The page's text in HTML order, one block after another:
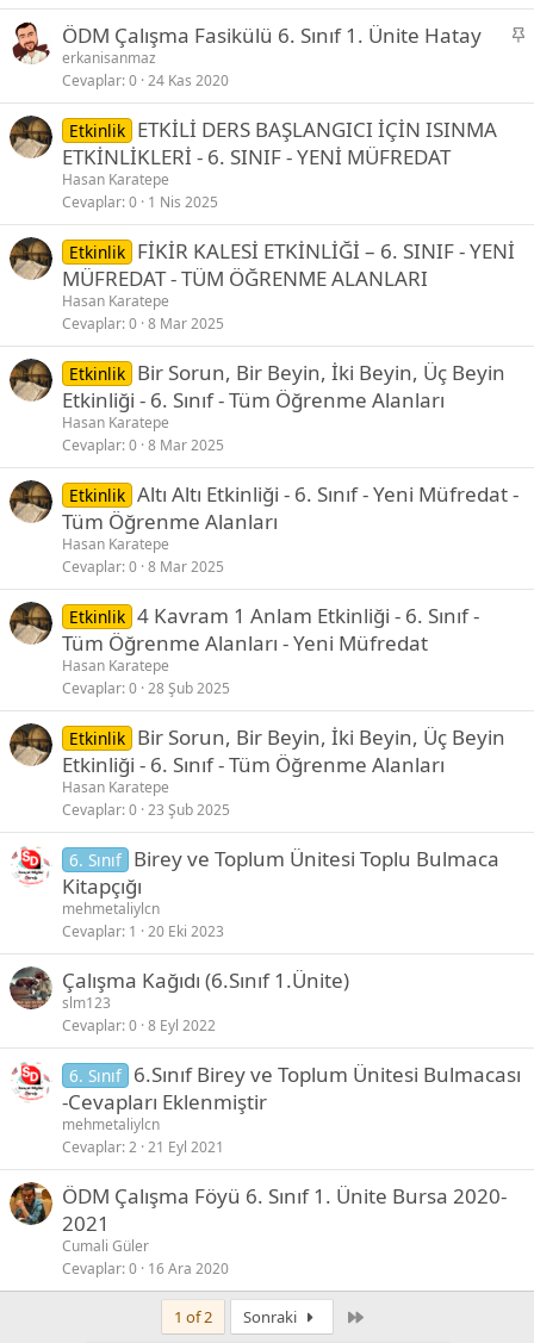
i
tS
i
ÖDM Çalışma Fasikülü 6. Sınıf 1. Ünite Hatay
erkanisanmaz
Cevaplar 0 24 Kas 2020
Etkinlik ETKİLİ DERS BAŞLANGICI İÇİN ISINMA
ETKİNLİKLERİ - 6. SINIF - YENİ MÜFREDAT
Hasan Karatepe
Cevaplar 0 1 Nis 2025
Etkinlik FİKİR KALESİ ETKİNLİĞİ – 6. SINIF - YENİ
MÜFREDAT - TÜM ÖĞRENME ALANLARI
Hasan Karatepe
Cevaplar 0 8 Mar 2025
Etkinlik Bir Sorun, Bir Beyin, İki Beyin, Üç Beyin
Etkinliği - 6. Sınıf - Tüm Öğrenme Alanları
Hasan Karatepe
Cevaplar 0 8 Mar 2025
Etkinlik Altı Altı Etkinliği - 6. Sınıf - Yeni Müfredat -
Tüm Öğrenme Alanları
Hasan Karatepe
Cevaplar 0 8 Mar 2025
Etkinlik 4 Kavram 1 Anlam Etkinliği - 6. Sınıf -
Tüm Öğrenme Alanları - Yeni Müfredat
Hasan Karatepe
Cevaplar 0 28 Şub 2025
Etkinlik Bir Sorun, Bir Beyin, İki Beyin, Üç Beyin
Etkinliği - 6. Sınıf - Tüm Öğrenme Alanları
Hasan Karatepe
Cevaplar 0 23 Şub 2025
6. Sınıf Birey ve Toplum Ünitesi Toplu Bulmaca
Kitapçığı
mehmetaliylcn
Cevaplar 1 20 Eki 2023
Çalışma Kağıdı (6.Sınıf 1.Ünite)
slm123
Cevaplar 0 8 Eyl 2022
6. Sınıf 6.Sınıf Birey ve Toplum Ünitesi Bulmacası
-Cevapları Eklenmiştir
mehmetaliylcn
Cevaplar 2 21 Eyl 2021
ÖDM Çalışma Föyü 6. Sınıf 1. Ünite Bursa 2020-
2021
Cumali Güler
Cevaplar 0 16 Ara 2020
1 of 2 Sonraki